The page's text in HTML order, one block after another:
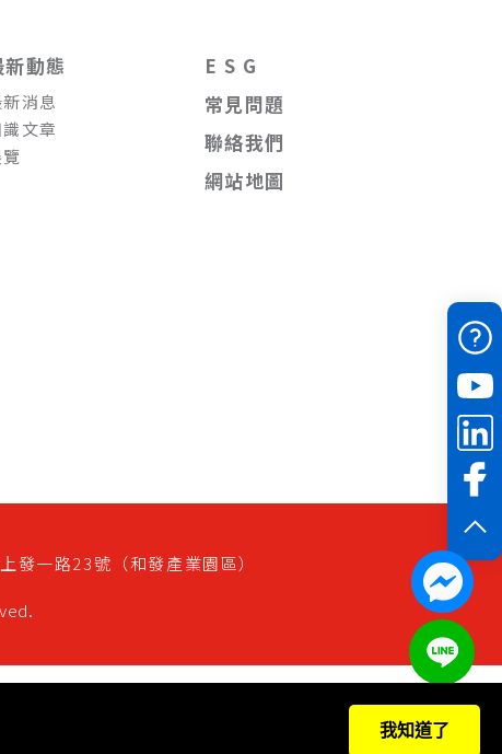
新動態
消息
文章
E S G
常見問題
聯絡我們
網站地圖
上發一路23號（和發產業園區）
我知道了